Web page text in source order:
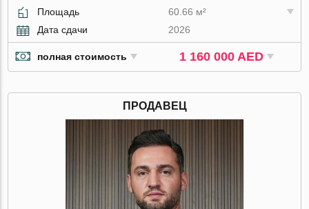
Площадь
60.66 м²
Дата сдачи
2026
полная стоимость 1 160 000 AED
ПРОДАВЕЦ